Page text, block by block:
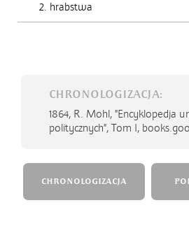
2. hrabstwa
CHRONOLOGIZACJA:
1864, R. Mohl, "Encyklopedja
politycznych", Tom I,
CHRONOLOGIZACJA